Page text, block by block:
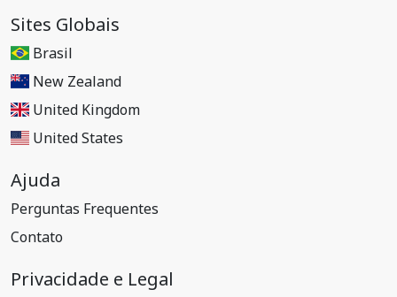
Sites Globais
Brasil
New Zealand
United Kingdom
United States
Ajuda
Perguntas Frequentes
Contato
Privacidade e Legal